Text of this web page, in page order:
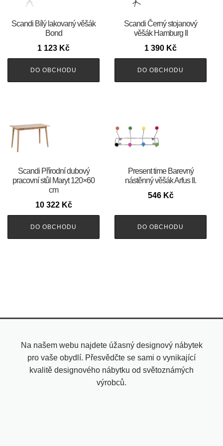
Scandi Bílý lakovaný věšák
Bond
1 123 Kč
DO OBCHODU
Scandi Černý stojanový
věšák Hamburg II
1 390 Kč
DO OBCHODU
Scandi Přírodní dubový
pracovní stůl Maryt 120×60
cm
10 322 Kč
DO OBCHODU
Present time Barevný
nástěnný věšák Arfus II.
546 Kč
DO OBCHODU
Na našem webu najdete úžasný designový nábytek
pro vaše obydlí. Přesvědčte se sami o vynikající
kvalitě designového nábytku od světoznámých
výrobců.